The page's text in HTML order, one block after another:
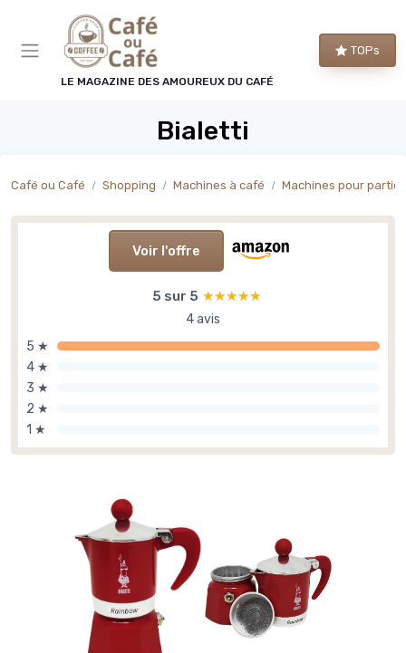
LE MAGAZINE DES AMOUREUX DU CAFÉ
TOPs
Bialetti
Café ou Café Shopping Machines à café Machines pour
Voir l'offre
5 sur 5 ★★★★★
★★★★★
4 avis
5 ★
4 ★
3 ★
2 ★
1 ★
Panneau de gestion des cookies